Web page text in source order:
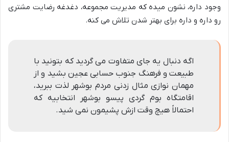
وجود داره، نشون میده که مدیریت مجموعه، دغدغه رضایت مشتری
رو داره و داره برای بهتر شدن تلاش می کنه.
اگه دنبال یه جای متفاوت می گردید که بتونید با
طبیعت و فرهنگ جنوب حسابی عجین بشید و از
مهمان نوازی مثال زدنی مردم بوشهر لذت ببرید،
اقامتگاه بوم گردی پیسو بوشهر انتخابیه که
احتمالاً هیچ وقت ازش پشیمون نمی شید.